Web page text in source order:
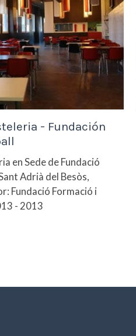
- Fundación
en Sede de Fundació
Adrià del Besòs,
Fundació Formació i
- 2013